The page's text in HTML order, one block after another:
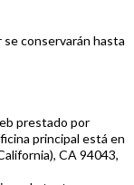
conservarán hasta
prestado por
principal está en
CA 94043,